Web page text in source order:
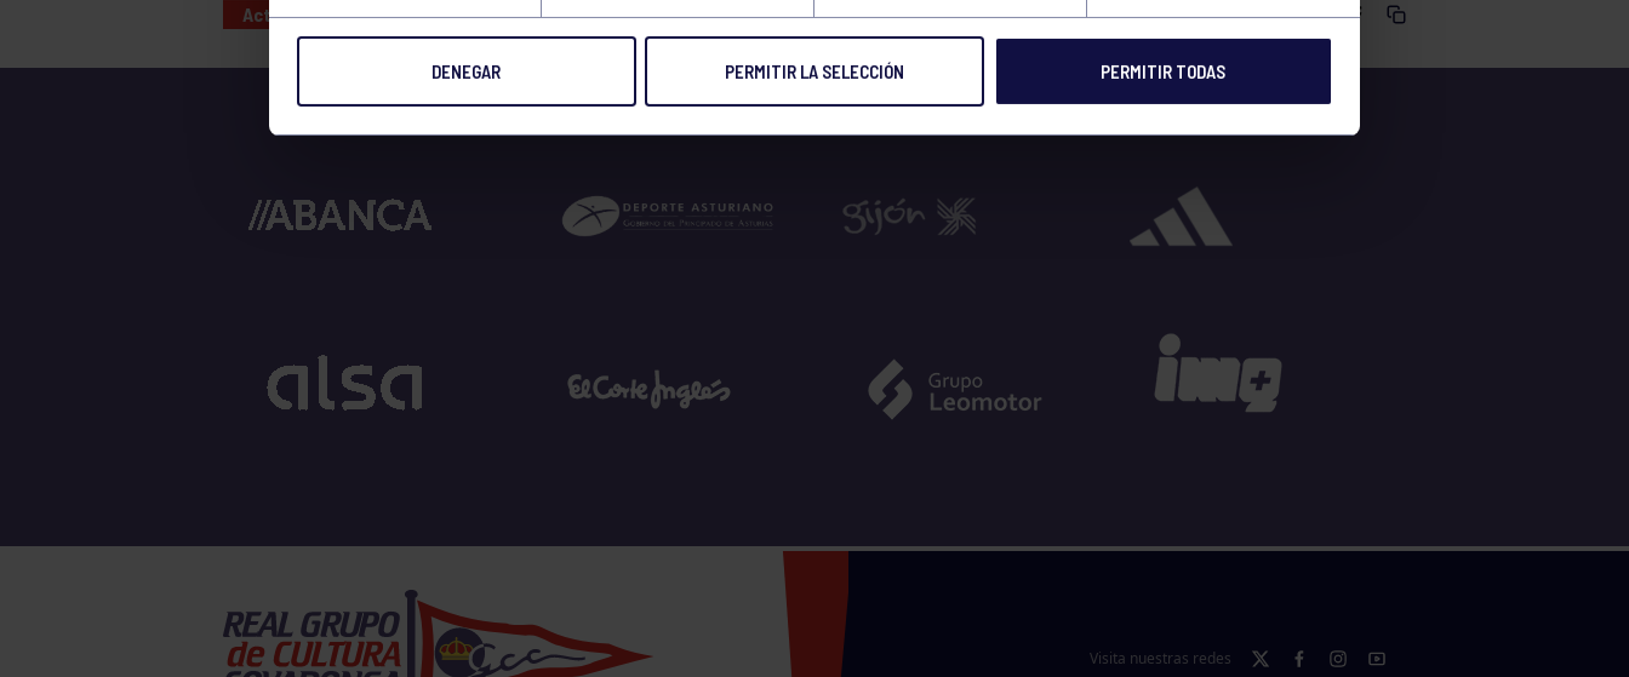
DENEGAR PERMITIR LA SELECCIÓN PERMITIR TODAS
Actividades deportivas 13 JUL 2026 Comparte
Visita nuestras redes